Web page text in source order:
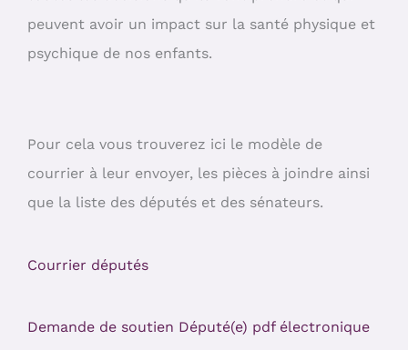
peuvent avoir un impact sur la santé physique et
psychique de nos enfants.
Pour cela vous trouverez ici le modèle de
courrier à leur envoyer, les pièces à joindre ainsi
que la liste des députés et des sénateurs.
Courrier députés
Demande de soutien Député(e) pdf électronique